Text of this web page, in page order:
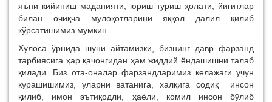
яъни кийиниш маданияти, юриш туриш ҳолати, йигитлар
билан очиқча мулоқотларини яққол далил қилиб
кўрсатишимиз мумкин.
Хулоса ўрнида шуни айтамизки, бизнинг давр фарзанд
тарбиясига ҳар қачонгидан ҳам жиддий ёндашишни талаб
қилади. Биз ота-оналар фарзандларимиз келажаги учун
курашишимиз, уларни ватанига, халқига содиқ инсон
қилиб, имон эътиқодли, ҳаёли, комил инсон бўлиб